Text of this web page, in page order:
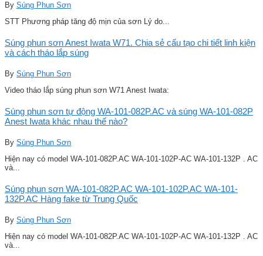
By Súng Phun Sơn
STT Phương pháp tăng độ mịn của sơn Lý do...
Súng phun sơn Anest Iwata W71. Chia sẻ cấu tạo chi tiết linh kiện
và cách tháo lắp súng
By Súng Phun Sơn
Video tháo lắp súng phun sơn W71 Anest Iwata:
Súng phun sơn tự động WA-101-082P.AC và súng WA-101-082P
Anest Iwata khác nhau thế nào?
By Súng Phun Sơn
Hiện nay có model WA-101-082P.AC WA-101-102P-AC WA-101-132P . AC
và...
Súng phun sơn WA-101-082P.AC WA-101-102P.AC WA-101-
132P.AC Hàng fake từ Trung Quốc
By Súng Phun Sơn
Hiện nay có model WA-101-082P.AC WA-101-102P-AC WA-101-132P . AC
và...